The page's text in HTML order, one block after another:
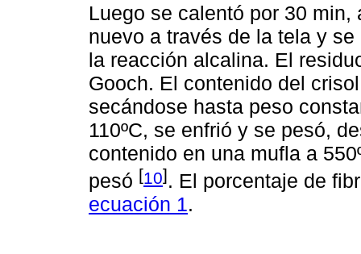
Luego se calentó por 30
nuevo a través de la tela y
la reacción alcalina. El
Gooch. El contenido del
secándose hasta peso
110ºC, se enfrió y se pesó,
contenido en una mufla a
pesó [10]. El porcentaje de
ecuación 1.